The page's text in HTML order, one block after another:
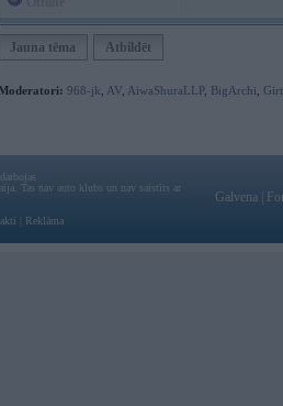
Jauna tēma Atbildēt
968-jk AV AiwaShuraLLP, BigArchi
Tas nav auto klubs un nav saistīts ar
Reklāma
Galvena